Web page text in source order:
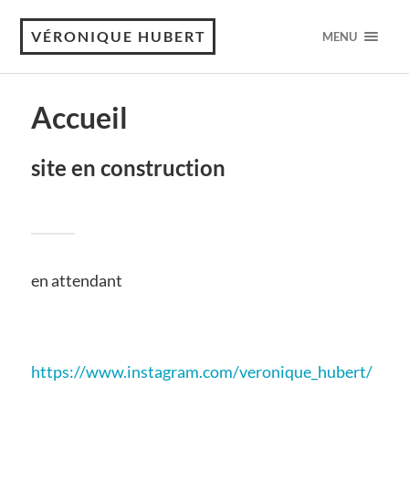
VÉRONIQUE HUBERT MENU
Accueil
site en construction
en attendant
https://www.instagram.com/veronique_hubert/